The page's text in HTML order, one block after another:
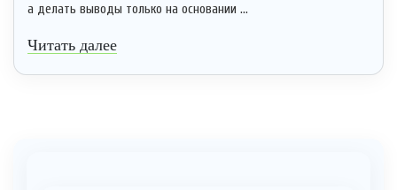
а делать выводы только на основании ...
Читать далее